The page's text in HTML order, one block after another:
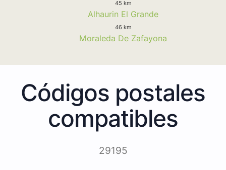
45 km
Alhaurin El Grande
46 km
Moraleda De Zafayona
Códigos postales
compatibles
29195